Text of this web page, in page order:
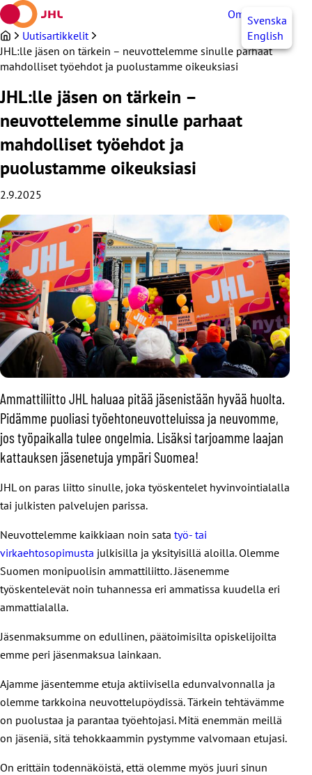
Siirry
sisältöön
OmaJHLSvenska
English
Uutisartikkelit
JHL:lle jäsen on tärkein – neuvottelemme sinulle parhaat
mahdolliset työehdot ja puolustamme oikeuksiasi
JHL:lle jäsen on tärkein –
neuvottelemme sinulle parhaat
mahdolliset työehdot ja
puolustamme oikeuksiasi
2.9.2025
Ammattiliitto JHL haluaa pitää jäsenistään hyvää huolta.
Pidämme puoliasi työehtoneuvotteluissa ja neuvomme,
jos työpaikalla tulee ongelmia. Lisäksi tarjoamme laajan
kattauksen jäsenetuja ympäri Suomea!
JHL on paras liitto sinulle, joka työskentelet hyvinvointialalla
tai julkisten palvelujen parissa.
Neuvottelemme kaikkiaan noin sata työ- tai
virkaehtosopimusta julkisilla ja yksityisillä aloilla. Olemme
Suomen monipuolisin ammattiliitto. Jäsenemme
työskentelevät noin tuhannessa eri ammatissa kuudella eri
ammattialalla.
Jäsenmaksumme on edullinen, päätoimisilta opiskelijoilta
emme peri jäsenmaksua lainkaan.
Ajamme jäsentemme etuja aktiivisella edunvalvonnalla ja
olemme tarkkoina neuvottelupöydissä. Tärkein tehtävämme
on puolustaa ja parantaa työehtojasi. Mitä enemmän meillä
on jäseniä, sitä tehokkaammin pystymme valvomaan etujasi.
On erittäin todennäköistä, että olemme myös juuri sinun